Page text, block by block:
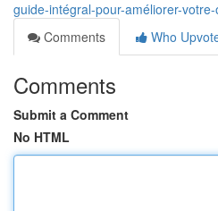
guide-intégral-pour-améliorer-
Comments
Who
Comments
Submit a Comment
No HTML